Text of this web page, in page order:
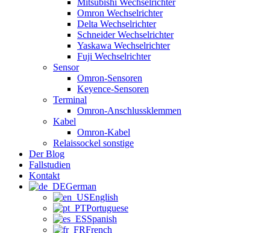
Mitsubishi Wechselrichter
Omron Wechselrichter
Delta Wechselrichter
Schneider Wechselrichter
Yaskawa Wechselrichter
Fuji Wechselrichter
Sensor
Omron-Sensoren
Keyence-Sensoren
Terminal
Omron-Anschlussklemmen
Kabel
Omron-Kabel
Relaissockel sonstige
Der Blog
Fallstudien
Kontakt
German
English
Portuguese
Spanish
French